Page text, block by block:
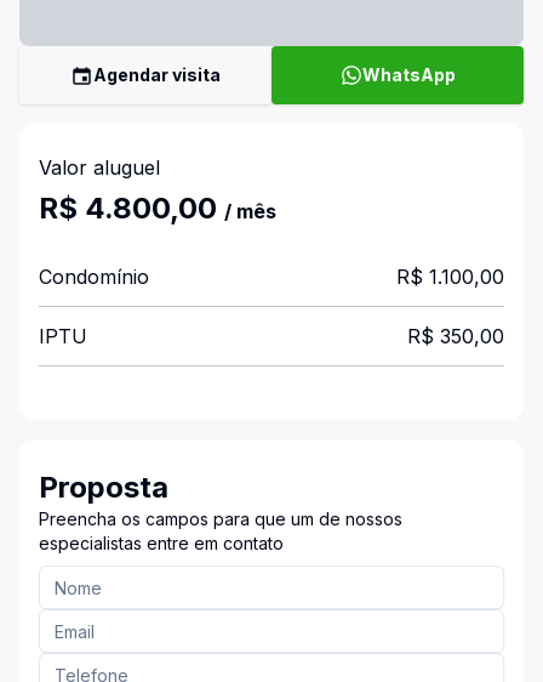
Agendar visita WhatsApp
Valor aluguel
R$ 4.800,00 / mês
Condomínio R$ 1.100,00
IPTU R$ 350,00
Proposta
Preencha os campos para que um de nossos
especialistas entre em contato